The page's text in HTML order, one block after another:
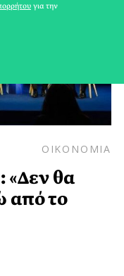
ΟΙΚΟΝΟΜΙΑ
«Δεν θα
από το
για την